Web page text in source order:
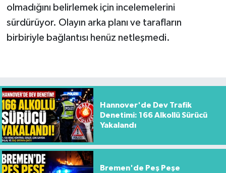
olmadığını belirlemek için incelemelerini
sürdürüyor. Olayın arka planı ve tarafların
birbiriyle bağlantısı henüz netleşmedi.
Hannover'de Dev Trafik
Denetimi: 166 Alkollü Sürücü
Yakalandı
Bremen'de Peş Peşe